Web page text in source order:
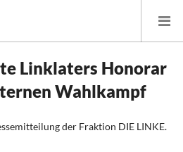
Linklaters Honorar
Wahlkampf
der Fraktion DIE LINKE.